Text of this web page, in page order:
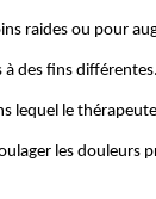
raides ou pour
fins
lequel le
les douleurs